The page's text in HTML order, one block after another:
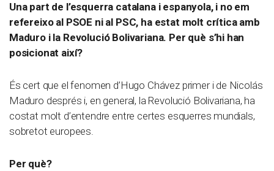
Una part de l’esquerra catalana i espanyola, i no em
refereixo al PSOE ni al PSC, ha estat molt crítica amb
Maduro i la Revolució Bolivariana. Per què s’hi han
posicionat així?
És cert que el fenomen d’Hugo Chávez primer i de Nicolás
Maduro després i, en general, la Revolució Bolivariana, ha
costat molt d’entendre entre certes esquerres mundials,
sobretot europees.
Per què?